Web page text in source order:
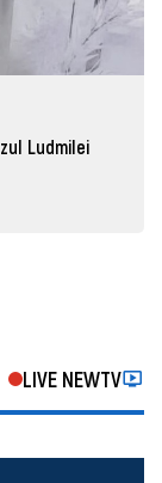
Ludmilei
LIVE NEWTV